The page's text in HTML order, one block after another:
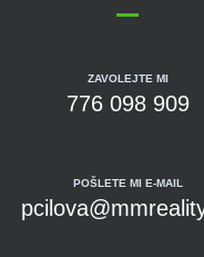
ZAVOLEJTE MI
776 098 909
POŠLETE MI E-MAIL